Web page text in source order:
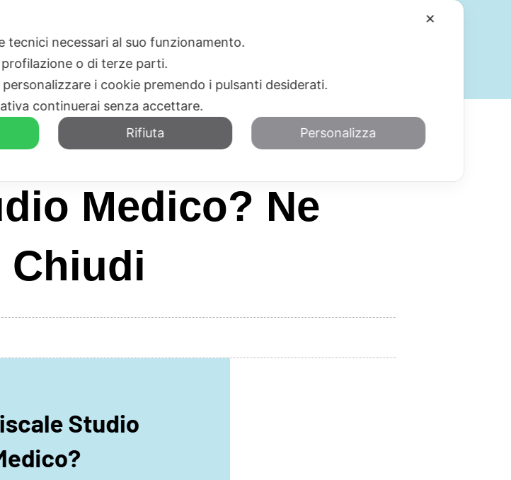
HOME CHI SIAMO SERVIZI
Medico? Ne
Chiudi
✕
tecnici necessari al suo funzionamento.
o di terze parti.
i cookie premendo i pulsanti desiderati.
continuerai senza accettare.
Rifiuta Personalizza